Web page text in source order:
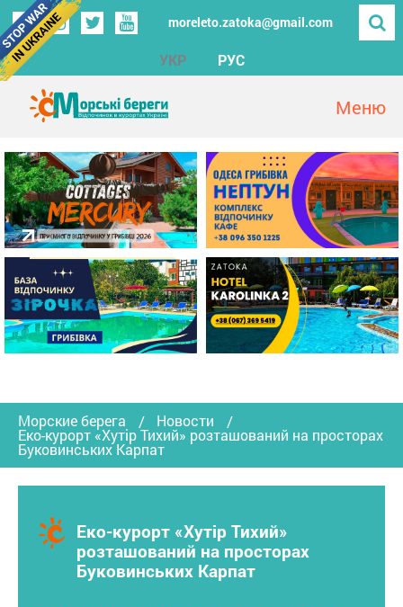
moreleto.zatoka@gmail.com
УКР РУС
Морские берега Новости
Еко-курорт «Хутір Тихий» розташований на просторах
Буковинських Карпат
Еко-курорт «Хутір Тихий»
розташований на просторах
Буковинських Карпат